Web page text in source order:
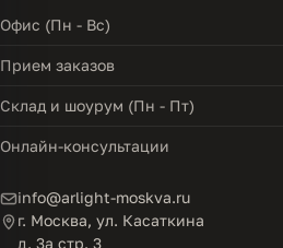
Офис (Пн - Вс)
Прием заказов
Склад и шоурум (Пн - Пт)
Онлайн-консультации
info@arlight-moskva.ru
г. Москва, ул. Касаткина
д. 3а стр. 3